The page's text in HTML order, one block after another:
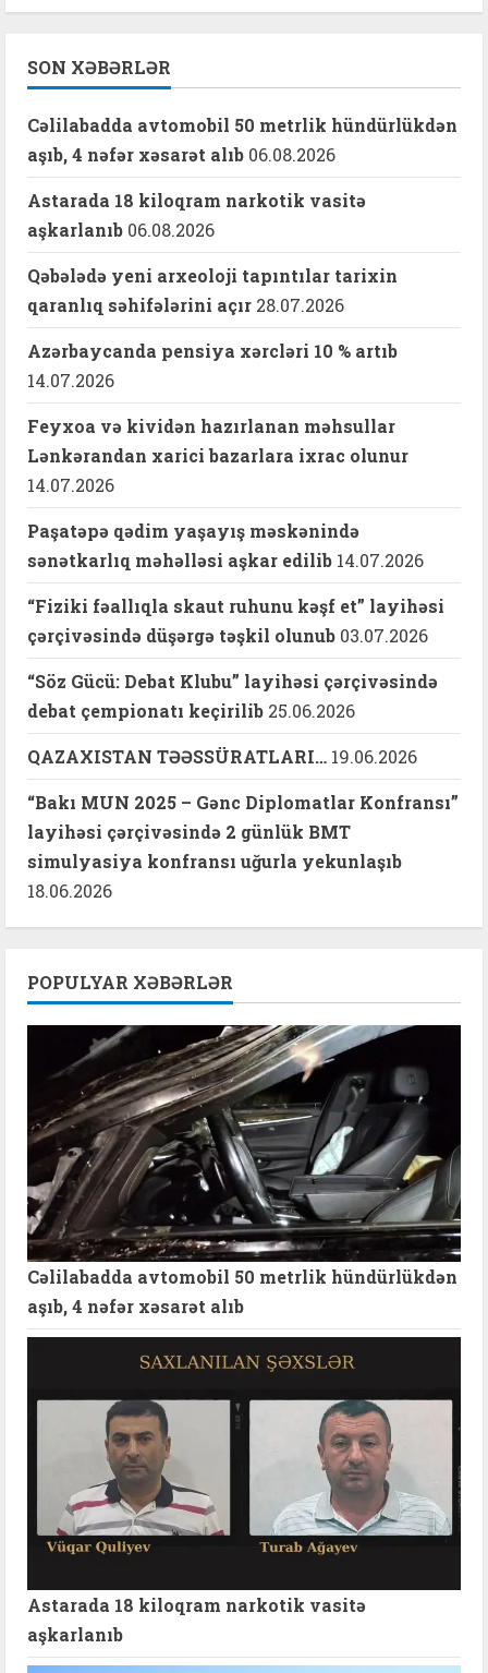
SON XƏBƏRLƏR
Cəlilabadda avtomobil 50 metrlik hündürlükdən
aşıb, 4 nəfər xəsarət alıb 06.08.2026
Astarada 18 kiloqram narkotik vasitə
aşkarlanıb 06.08.2026
Qəbələdə yeni arxeoloji tapıntılar tarixin
qaranlıq səhifələrini açır 28.07.2026
Azərbaycanda pensiya xərcləri 10 % artıb
14.07.2026
Feyxoa və kividən hazırlanan məhsullar
Lənkərandan xarici bazarlara ixrac olunur
14.07.2026
Paşatəpə qədim yaşayış məskənində
sənətkarlıq məhəlləsi aşkar edilib 14.07.2026
“Fiziki fəallıqla skaut ruhunu kəşf et” layihəsi
çərçivəsində düşərgə təşkil olunub 03.07.2026
“Söz Gücü: Debat Klubu” layihəsi çərçivəsində
debat çempionatı keçirilib 25.06.2026
QAZAXISTAN TƏƏSSÜRATLARI… 19.06.2026
“Bakı MUN 2025 – Gənc Diplomatlar Konfransı”
layihəsi çərçivəsində 2 günlük BMT
simulyasiya konfransı uğurla yekunlaşıb
18.06.2026
POPULYAR XƏBƏRLƏR
Cəlilabadda avtomobil 50 metrlik hündürlükdən
aşıb, 4 nəfər xəsarət alıb
Astarada 18 kiloqram narkotik vasitə
aşkarlanıb